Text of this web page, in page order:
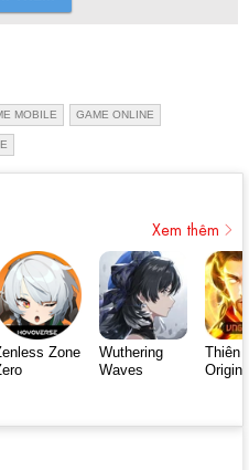
MOBILE GAME ONLINE
Xem thêm
Zone
Wuthering
Waves
Thiên
Origin